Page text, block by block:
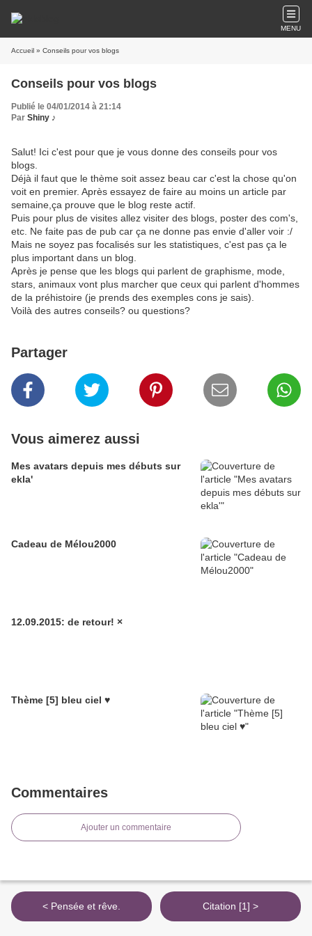
MENU
Accueil » Conseils pour vos blogs
Conseils pour vos blogs
Publié le 04/01/2014 à 21:14
Par Shiny ♪
Salut! Ici c'est pour que je vous donne des conseils pour vos
blogs.
Déjà il faut que le thème soit assez beau car c'est la chose qu'on
voit en premier. Après essayez de faire au moins un article par
semaine,ça prouve que le blog reste actif.
Puis pour plus de visites allez visiter des blogs, poster des com's,
etc. Ne faite pas de pub car ça ne donne pas envie d'aller voir :/
Mais ne soyez pas focalisés sur les statistiques, c'est pas ça le
plus important dans un blog.
Après je pense que les blogs qui parlent de graphisme, mode,
stars, animaux vont plus marcher que ceux qui parlent d'hommes
de la préhistoire (je prends des exemples cons je sais).
Voilà des autres conseils? ou questions?
Partager
Vous aimerez aussi
Mes avatars depuis mes débuts sur
ekla'
Cadeau de Mélou2000
12.09.2015: de retour! ×
Thème [5] bleu ciel ♥
Commentaires
Ajouter un commentaire
< Pensée et rêve. Citation [1] >